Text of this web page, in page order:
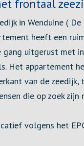
frontaal
in Wenduine (
heeft een
gang uitgerust
Het appartement
van de
die op zoek
volgens het